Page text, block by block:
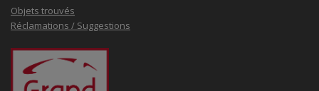
Objets trouvés
Réclamations / Suggestions